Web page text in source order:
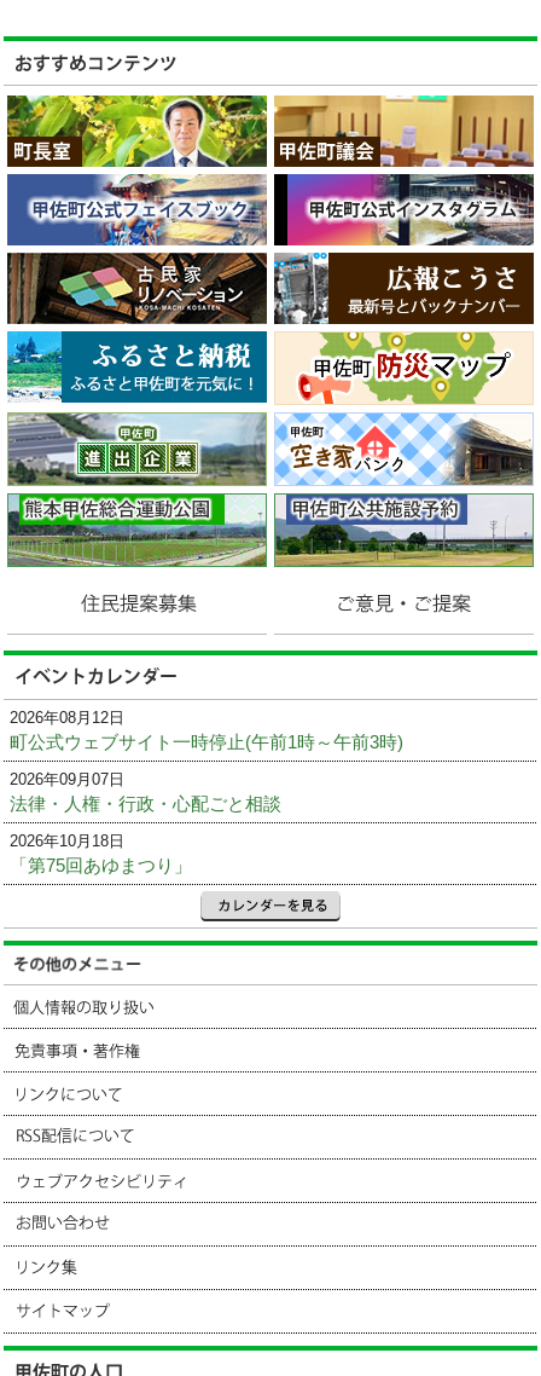
2026年08月12日
町公式ウェブサイト一時停止(午前1時～午前3時)
2026年09月07日
法律・人権・行政・心配ごと相談
2026年10月18日
「第75回あゆまつり」